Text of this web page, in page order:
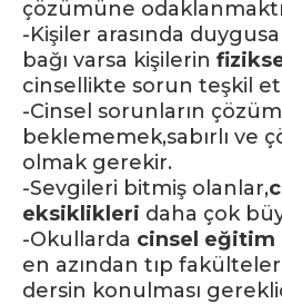
çözümüne
-Kişiler arasında
bağı varsa kişilerin
cinsellikte sorun teşkil
-Cinsel sorunların
beklememek,sabırlı ve
olmak gerekir.
-Sevgileri bitmiş olanlar,
eksiklikleri daha çok
-Okullarda cinsel eğitim
en azından tıp
dersin konulması